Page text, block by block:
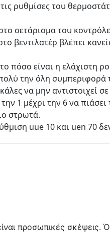
ρυθμίσες του
σετάρισμα του
βεντιλατέρ βλέπει
το πόσο είναι η
την όλη συμπεριφορά
να μην αντιστοιχεί
1 μέχρι την 6 να
στρωτά.
uue 10 και uen 70
προσωπικές σκέψεις.